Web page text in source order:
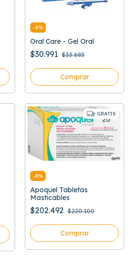
-8%
Oral Care - Gel Oral
$30.991 $33.685
Comprar
GRATIS
-8%
Apoquel Tabletas
Masticables
$202.492 $220.100
Comprar